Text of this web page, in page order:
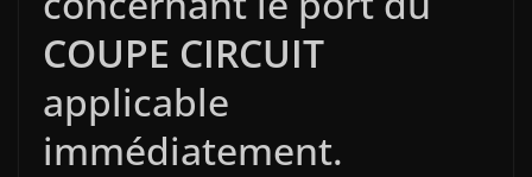
COUPE CIRCUIT
applicable
immédiatement.